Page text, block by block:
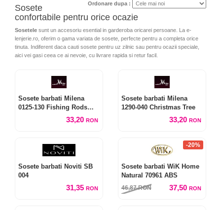
Ordonare dupa :
Sosete
confortabile pentru orice ocazie
Sosetele sunt un accesoriu esential in garderoba oricarei persoane. La e-
lenjerie.ro, oferim o gama variata de sosete, perfecte pentru a completa orice
tinuta. Indiferent daca cauti sosete pentru uz zilnic sau pentru ocazii speciale,
aici vei gasi ceea ce ai nevoie, cu livrare rapida si retur facil.
Sosete barbati Milena
0125-130 Fishing Rods
33,20 RON
Sosete barbati Milena
1290-040 Christmas Tree
33,20 RON
Sosete barbati Noviti SB
004
31,35 RON
-20%
Sosete barbati WiK Home
Natural 70961 ABS
46,87RON 37,50 RON